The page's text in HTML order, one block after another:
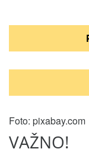
Кретање
Foto: pixabay.com
VAŽNO!